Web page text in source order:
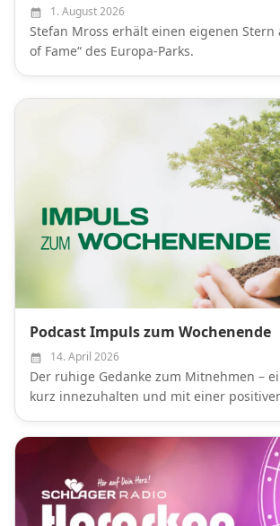
1. August 2026
Stefan Mross erhält einen eigenen Stern
of Fame“ des Europa-Parks.
Podcast Impuls zum Wochenende
14. April 2026
Der ruhige Gedanke zum Mitnehmen –
kurz innezuhalten und mit einer